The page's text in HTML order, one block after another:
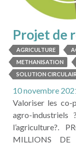
Projet de
:AGRICULTURE
METHANISATION
SOLUTION
10 novembre
Valoriser les co-
agro-industriels
l’agriculture?.
MILLIONS